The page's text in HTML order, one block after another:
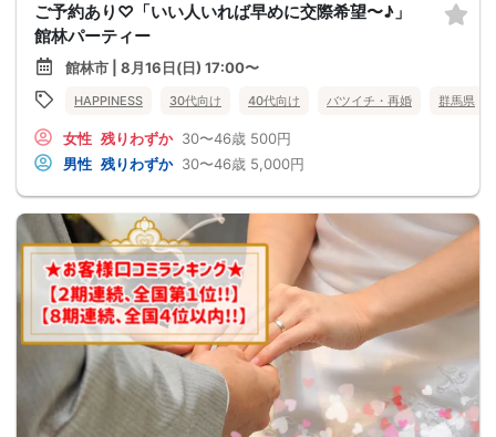
ご予約あり♡「いい人いれば早めに交際希望〜♪」
館林パーティー
館林市 | 8月16日(日) 17:00〜
HAPPINESS 30代向け 40代向け バツイチ・再婚 群馬県
女性 残りわずか 30〜46歳 500円
男性 残りわずか 30〜46歳 5,000円